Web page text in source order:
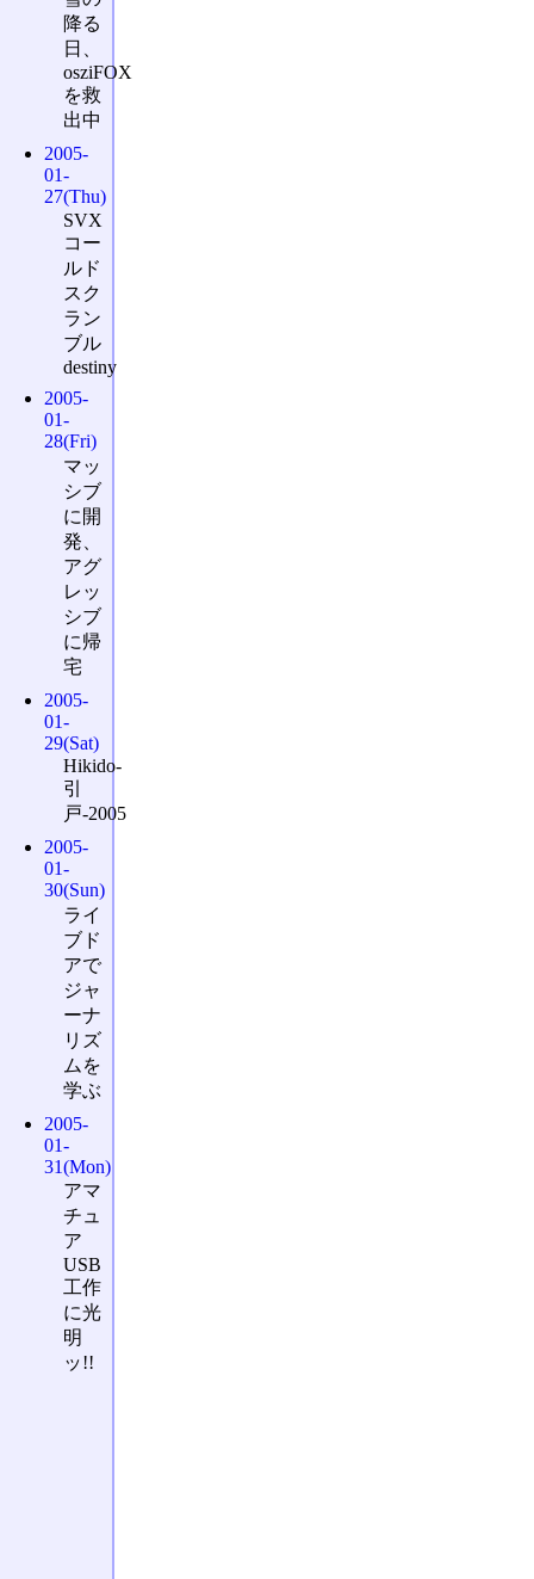
降る
日、
osziFOX
を救
出中
2005-
01-
27(Thu)
SVX
コー
ルド
スク
ラン
ブル
destiny
2005-
01-
28(Fri)
マッ
シブ
に開
発、
アグ
レッ
シブ
に帰
宅
2005-
01-
29(Sat)
Hikido-
引
戸-2005
2005-
01-
30(Sun)
ライ
ブド
アで
ジャ
ーナ
リズ
ムを
学ぶ
2005-
01-
31(Mon)
アマ
チュ
ア
USB
工作
に光
明
ッ!!